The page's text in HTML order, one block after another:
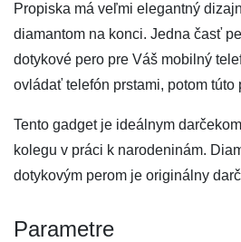
Propiska má veľmi elegantný
diamantom na konci. Jedna časť
dotykové pero pre Váš mobilný
ovládať telefón prstami, potom túto
Tento gadget je ideálnym
kolegu v práci k narodeninám.
dotykovým perom je originálny
Parametre